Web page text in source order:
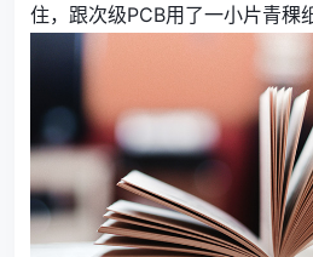
住，跟次级PCB用了一小片青稞